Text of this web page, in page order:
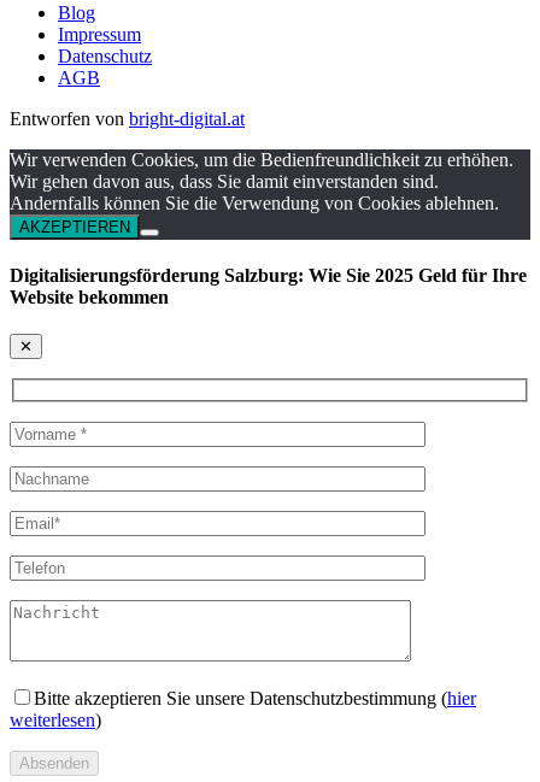
Blog
Impressum
Datenschutz
AGB
Entworfen von bright-digital.at
Wir verwenden Cookies, um die Bedienfreundlichkeit zu erhöhen.
Wir gehen davon aus, dass Sie damit einverstanden sind.
Andernfalls können Sie die Verwendung von Cookies ablehnen.
AKZEPTIEREN
Digitalisierungsförderung Salzburg: Wie Sie 2025 Geld für Ihre
Website bekommen
✕
Bitte akzeptieren Sie unsere Datenschutzbestimmung (hier
weiterlesen)
Absenden